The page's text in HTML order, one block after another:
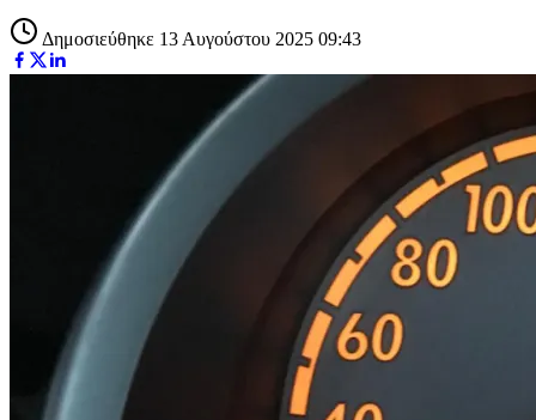
Δημοσιεύθηκε 13 Αυγούστου 2025 09:43